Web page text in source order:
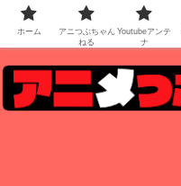
ホーム
アニつぶちゃん
ねる
Youtubeアンテ
ナ